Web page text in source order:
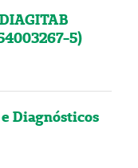
5)
Diagnósticos